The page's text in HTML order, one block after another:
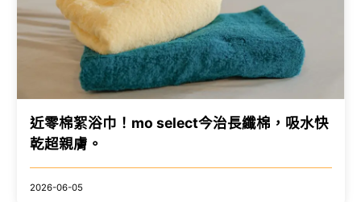
近零棉絮浴巾！mo select今治長纖棉，吸水快
乾超親膚。
2026-06-05